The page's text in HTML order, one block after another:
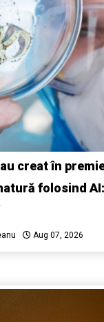
creat în
folosind
Aug 07, 2026